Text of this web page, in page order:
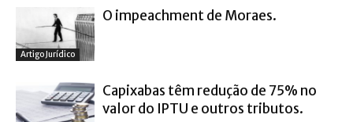
Artigo Jurídico
O impeachment de Moraes.
Capixabas têm redução de 75% no
valor do IPTU e outros tributos.